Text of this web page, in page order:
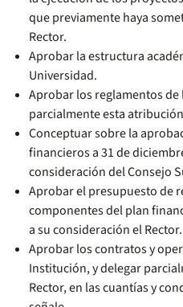
que previamente haya
Rector.
Aprobar la estructura
Universidad.
Aprobar los reglamentos
parcialmente esta
Conceptuar sobre la
financieros a 31 de
consideración del Consejo
Aprobar el presupuesto de
componentes del plan
a su consideración el Rector.
Aprobar los contratos y
Institución, y delegar
Rector, en las cuantías y